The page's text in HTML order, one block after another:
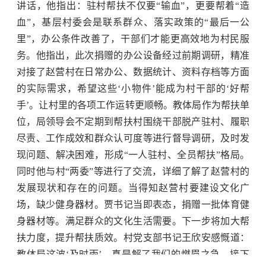
讲话，他指出：驻村帮扶不仅要“输血”，更要帮着“造
血”，基层村委会是联系群众、落实政策的“最后一公
里”，办公条件改善了，干部们才能更高效地为村民服
务。他指出，此次捐赠的办公设备经过前期调研，精准
对接了赵营村在日常办公、数据统计、资料存档等方面
的实际需求，希望这些‘小物件’能成为村干部的‘好帮
手’。让村里的各项工作运转更顺畅。教体局作为帮扶单
位，局领导会不定期到帮扶村围绕干部脱产驻村、履职
尽责、工作成效和群众认可度等进行督导调研，及时发
现问题、解决困难，形成“一人驻村、全员帮扶”格局。
同时他与村“两委”等进行了交流，详细了解了赵营村的
发展现状和存在的问题。当得知赵营村要建设文化广
场，缺少健身器材。贾书记当即表态，捐赠一批体育健
身器材等。满足群众的文化生活需要。下一步将加大帮
扶力度，提升帮扶质效。村党支部书记王欣安感慨道：
教体局这波‘及时雨’，真是解了我们的燃眉之急。接下